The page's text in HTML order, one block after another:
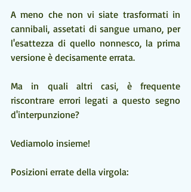
A meno che non vi siate trasformati in
cannibali, assetati di sangue umano, per
l'esattezza di quello nonnesco, la prima
versione è decisamente errata.
Ma in quali altri casi, è frequente
riscontrare errori legati a questo segno
d'interpunzione?
Vediamolo insieme!
Posizioni errate della virgola: